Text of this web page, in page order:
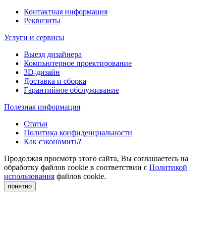
Контактная информация
Реквизиты
Услуги и сервисы
Выезд дизайнера
Компьютерное проектирование
3D-дизайн
Доставка и сборка
Гарантийное обслуживание
Полезная информация
Статьи
Политика конфиденциальности
Как сэкономить?
Продолжая просмотр этого сайта, Вы соглашаетесь на
обработку файлов cookie в соответствии с Политикой
использования файлов cookie.
понятно